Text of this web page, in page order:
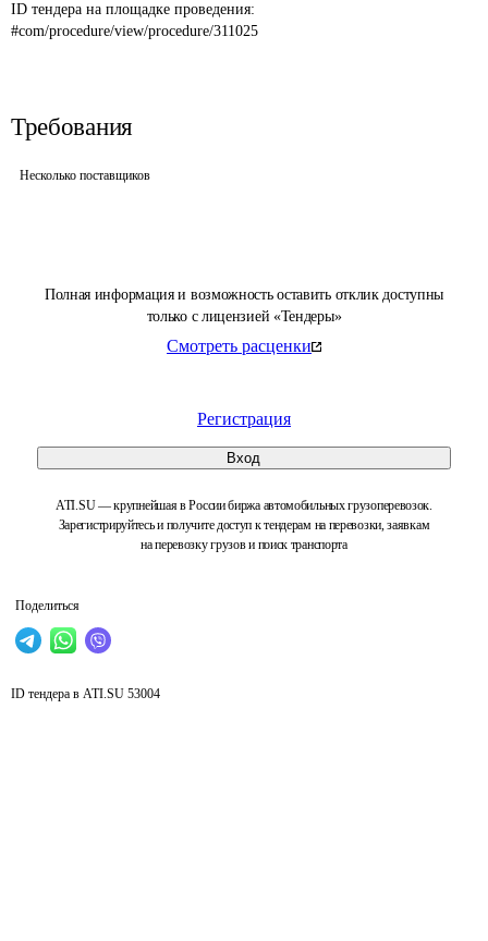
Полная информация и возможность оставить отклик доступны
только с лицензией «Тендеры»
Смотреть расценки
Регистрация
Вход
ATI.SU — крупнейшая в России биржа автомобильных грузоперевозок.
Зарегистрируйтесь и получите доступ к тендерам на перевозки, заявкам
на перевозку грузов и поиск транспорта
Поделиться
ID тендера на площадке проведения:
#com/procedure/view/procedure/311025
Требования
Несколько поставщиков
ID тендера в ATI.SU 53004